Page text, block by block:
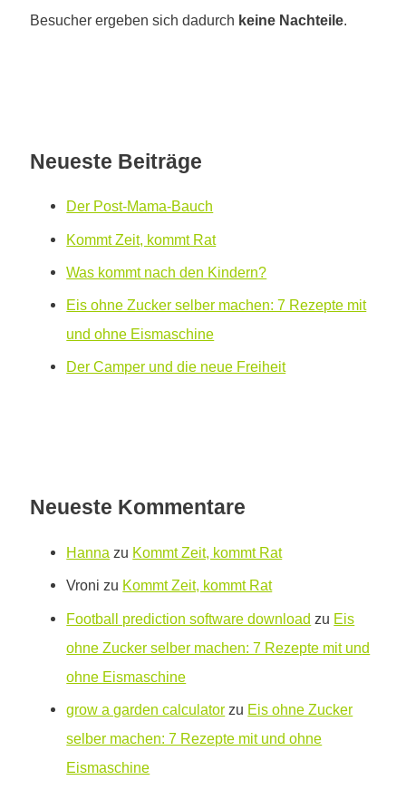
Besucher ergeben sich dadurch keine Nachteile.
Neueste Beiträge
Der Post-Mama-Bauch
Kommt Zeit, kommt Rat
Was kommt nach den Kindern?
Eis ohne Zucker selber machen: 7 Rezepte mit
und ohne Eismaschine
Der Camper und die neue Freiheit
Neueste Kommentare
Hanna zu Kommt Zeit, kommt Rat
Vroni zu Kommt Zeit, kommt Rat
Football prediction software download zu Eis
ohne Zucker selber machen: 7 Rezepte mit und
ohne Eismaschine
grow a garden calculator zu Eis ohne Zucker
selber machen: 7 Rezepte mit und ohne
Eismaschine